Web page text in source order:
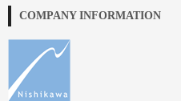
COMPANY INFORMATION